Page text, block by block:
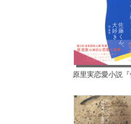
原里実恋愛小説『